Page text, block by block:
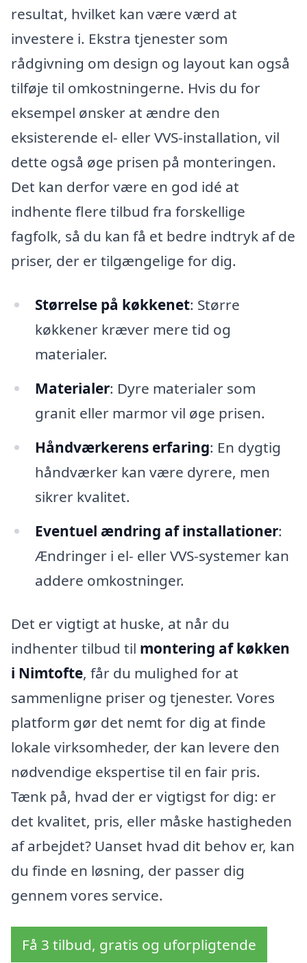
resultat, hvilket kan være værd at
investere i. Ekstra tjenester som
rådgivning om design og layout kan også
tilføje til omkostningerne. Hvis du for
eksempel ønsker at ændre den
eksisterende el- eller VVS-installation, vil
dette også øge prisen på monteringen.
Det kan derfor være en god idé at
indhente flere tilbud fra forskellige
fagfolk, så du kan få et bedre indtryk af de
priser, der er tilgængelige for dig.
Størrelse på køkkenet: Større
køkkener kræver mere tid og
materialer.
Materialer: Dyre materialer som
granit eller marmor vil øge prisen.
Håndværkerens erfaring: En dygtig
håndværker kan være dyrere, men
sikrer kvalitet.
Eventuel ændring af installationer:
Ændringer i el- eller VVS-systemer kan
addere omkostninger.
Det er vigtigt at huske, at når du
indhenter tilbud til montering af køkken
i Nimtofte, får du mulighed for at
sammenligne priser og tjenester. Vores
platform gør det nemt for dig at finde
lokale virksomheder, der kan levere den
nødvendige ekspertise til en fair pris.
Tænk på, hvad der er vigtigst for dig: er
det kvalitet, pris, eller måske hastigheden
af arbejdet? Uanset hvad dit behov er, kan
du finde en løsning, der passer dig
gennem vores service.
Få 3 tilbud, gratis og uforpligtende